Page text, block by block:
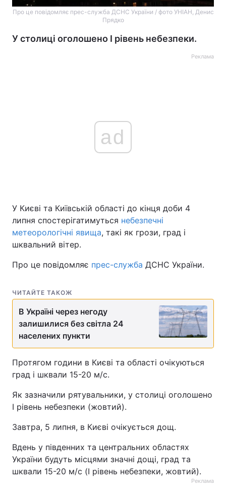
Про це повідомляє прес-служба ДСНС України / фото УНІАН, Денис
Прядко
У столиці оголошено I рівень небезпеки.
Реклама
ad
У Києві та Київській області до кінця доби 4
липня спостерігатимуться небезпечні
метеорологічні явища, такі як грози, град і
шквальний вітер.
Про це повідомляє прес-служба ДСНС України.
ЧИТАЙТЕ ТАКОЖ
В Україні через негоду
залишилися без світла 24
населених пункти
Протягом години в Києві та області очікуються
град і шквали 15-20 м/с.
Як зазначили рятувальники, у столиці оголошено
I рівень небезпеки (жовтий).
Завтра, 5 липня, в Києві очікується дощ.
Вдень у південних та центральних областях
України будуть місцями значні дощі, град та
шквали 15-20 м/с (I рівень небезпеки, жовтий).
Реклама